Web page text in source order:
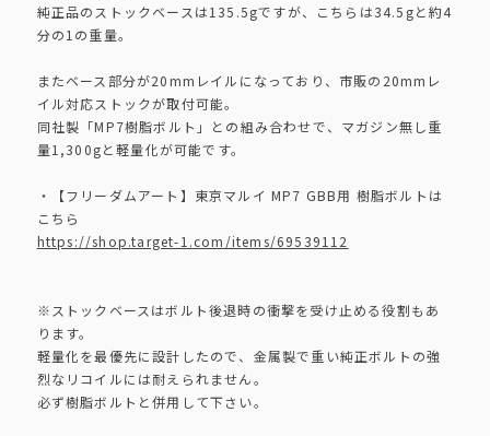
純正品のストックベースは135.5gですが、こちらは34.5gと約4
分の1の重量。
またベース部分が20mmレイルになっており、市販の20mmレ
イル対応ストックが取付可能。
同社製「MP7樹脂ボルト」との組み合わせで、マガジン無し重
量1,300gと軽量化が可能です。
・【フリーダムアート】東京マルイ MP7 GBB用 樹脂ボルトは
こちら
https://shop.target-1.com/items/69539112
※ストックベースはボルト後退時の衝撃を受け止める役割もあ
ります。
軽量化を最優先に設計したので、金属製で重い純正ボルトの強
烈なリコイルには耐えられません。
必ず樹脂ボルトと併用して下さい。